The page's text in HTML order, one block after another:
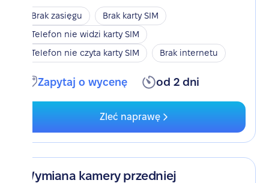
Brak zasięgu
Brak karty SIM
Telefon nie widzi karty SIM
Telefon nie czyta karty SIM
Brak internetu
Zapytaj o wycenę od 2 dni
Zleć naprawę
Wymiana kamery przedniej